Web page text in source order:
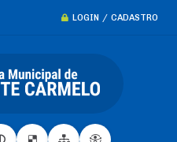
LOGIN / CADASTRO